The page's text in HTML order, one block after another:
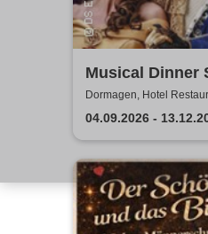
Musical Dinner
of Musicals
Dormagen, Hotel
04.09.2026 -